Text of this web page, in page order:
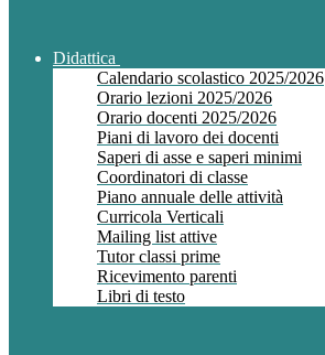
Didattica
Calendario scolastico 2025/2026
Orario lezioni 2025/2026
Orario docenti 2025/2026
Piani di lavoro dei docenti
Saperi di asse e saperi minimi
Coordinatori di classe
Piano annuale delle attività
Curricola Verticali
Mailing list attive
Tutor classi prime
Ricevimento parenti
Libri di testo